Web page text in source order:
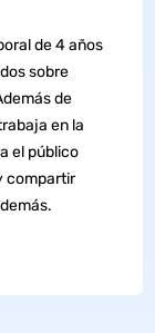
de 4 años
sobre
de
en la
el público
compartir